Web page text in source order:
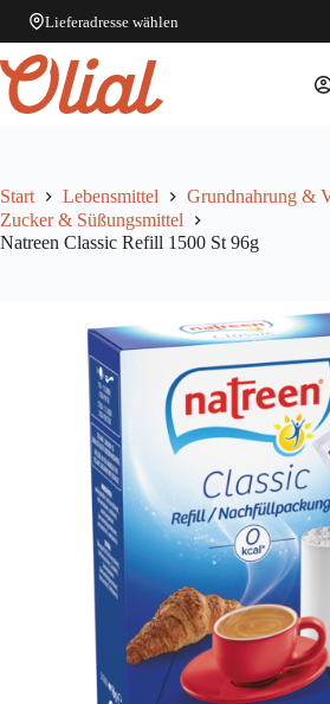
Lieferadresse wählen
Zum
Inhalt
springen
Start Lebensmittel
Grundnahrung &
Zucker & Süßungsmittel
Natreen Classic Refill 1500 St 96g